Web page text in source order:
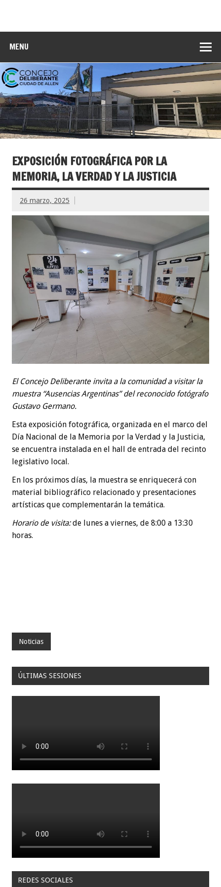
MENU
EXPOSICIÓN FOTOGRÁFICA POR LA
MEMORIA, LA VERDAD Y LA JUSTICIA
26 marzo, 2025
El Concejo Deliberante invita a la comunidad a visitar la
muestra “Ausencias Argentinas” del reconocido fotógrafo
Gustavo Germano.
Esta exposición fotográfica, organizada en el marco del
Día Nacional de la Memoria por la Verdad y la Justicia,
se encuentra instalada en el hall de entrada del recinto
legislativo local.
En los próximos días, la muestra se enriquecerá con
material bibliográfico relacionado y presentaciones
artísticas que complementarán la temática.
Horario de visita:de lunes a viernes, de 8:00 a 13:30
horas.
Noticias
ÚLTIMAS SESIONES
REDES SOCIALES